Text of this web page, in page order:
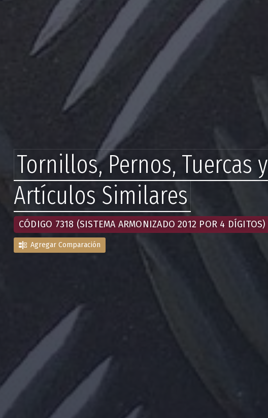
Tornillos, Pernos, Tuercas y
Artículos Similares
CÓDIGO 7318 (SISTEMA ARMONIZADO 2012 POR 4 DÍGITOS)
Agregar Comparación